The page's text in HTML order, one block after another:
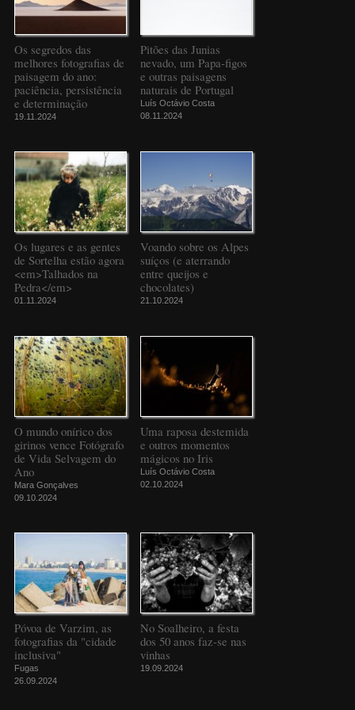
Os segredos das
melhores fotografias de
paisagem do ano:
paciência, persistência
e determinação
19.11.2024
Pitões das Junias
nevado, um Papa-figos
e outras paisagens
naturais de Portugal
Luís Octávio Costa
08.11.2024
Os lugares e as gentes
de Sortelha estão agora
<em>Talhados na
Pedra</em>
01.11.2024
Voando sobre os Alpes
suíços (e aterrando
entre queijos e
chocolates)
21.10.2024
O mundo onírico dos
girinos vence Fotógrafo
de Vida Selvagem do
Ano
Mara Gonçalves
09.10.2024
Uma raposa destemida
e outros momentos
mágicos no Iris
Luís Octávio Costa
02.10.2024
Póvoa de Varzim, as
fotografias da "cidade
inclusiva"
Fugas
26.09.2024
No Soalheiro, a festa
dos 50 anos faz-se nas
vinhas
19.09.2024